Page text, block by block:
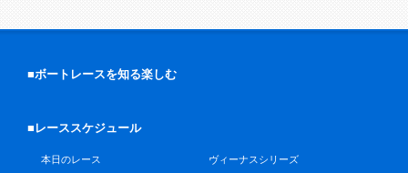
■ボートレースを知る楽しむ
■レーススケジュール
本日のレース
ヴィーナスシリーズ